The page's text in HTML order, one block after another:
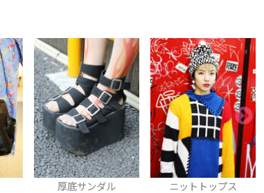
ニットトップス ブレスレット